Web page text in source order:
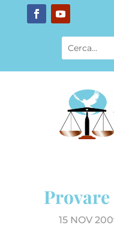
15 NOV